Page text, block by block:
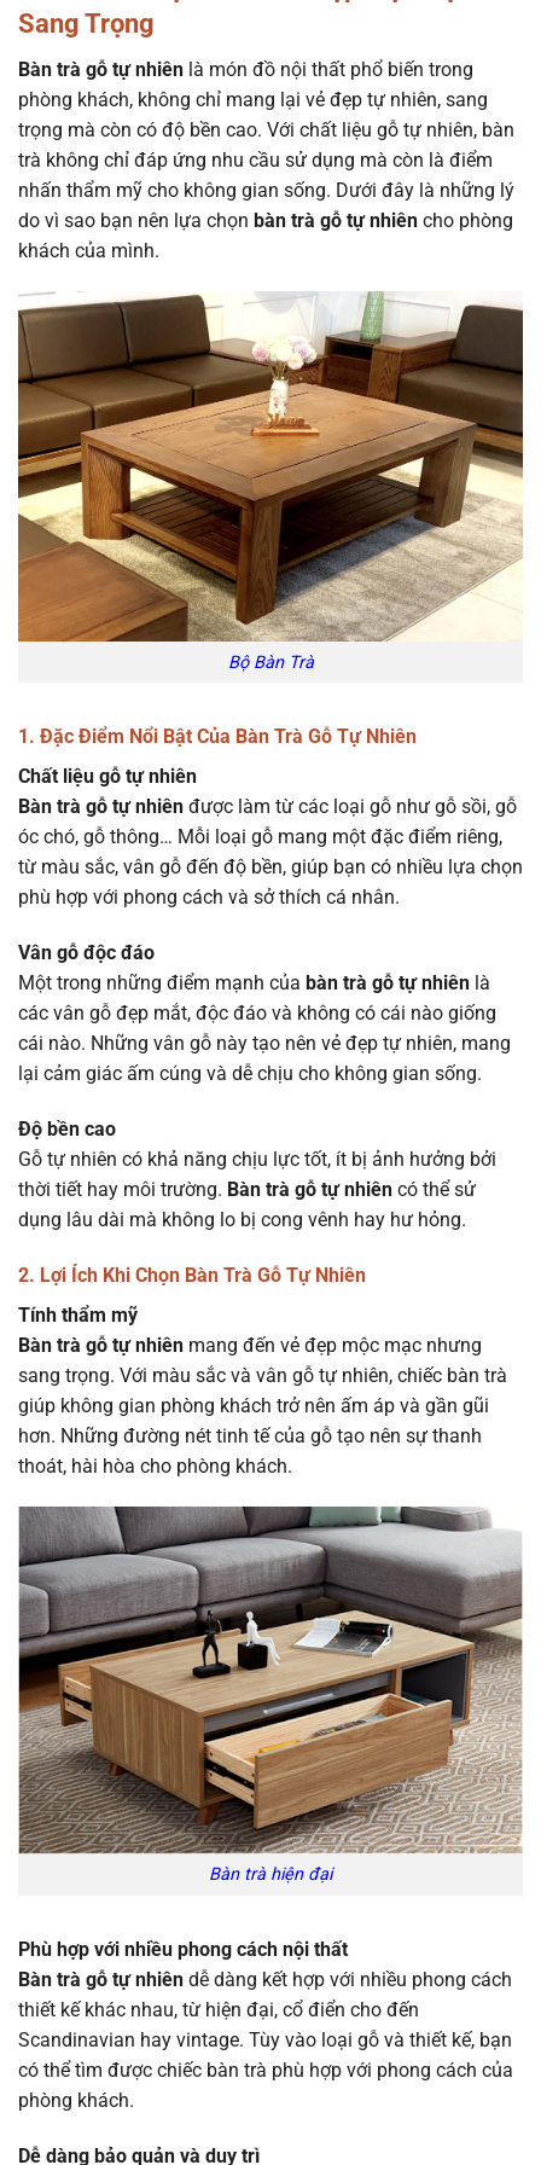
Sang Trọng
Bàn trà gỗ tự nhiên là món đồ nội thất phổ biến trong
phòng khách, không chỉ mang lại vẻ đẹp tự nhiên, sang
trọng mà còn có độ bền cao. Với chất liệu gỗ tự nhiên, bàn
trà không chỉ đáp ứng nhu cầu sử dụng mà còn là điểm
nhấn thẩm mỹ cho không gian sống. Dưới đây là những lý
do vì sao bạn nên lựa chọn bàn trà gỗ tự nhiên cho phòng
khách của mình.
Bộ Bàn Trà
1. Đặc Điểm Nổi Bật Của Bàn Trà Gỗ Tự Nhiên
Chất liệu gỗ tự nhiên
Bàn trà gỗ tự nhiên được làm từ các loại gỗ như gỗ sồi, gỗ
óc chó, gỗ thông… Mỗi loại gỗ mang một đặc điểm riêng,
từ màu sắc, vân gỗ đến độ bền, giúp bạn có nhiều lựa chọn
phù hợp với phong cách và sở thích cá nhân.
Vân gỗ độc đáo
Một trong những điểm mạnh của bàn trà gỗ tự nhiên là
các vân gỗ đẹp mắt, độc đáo và không có cái nào giống
cái nào. Những vân gỗ này tạo nên vẻ đẹp tự nhiên, mang
lại cảm giác ấm cúng và dễ chịu cho không gian sống.
Độ bền cao
Gỗ tự nhiên có khả năng chịu lực tốt, ít bị ảnh hưởng bởi
thời tiết hay môi trường. Bàn trà gỗ tự nhiên có thể sử
dụng lâu dài mà không lo bị cong vênh hay hư hỏng.
2. Lợi Ích Khi Chọn Bàn Trà Gỗ Tự Nhiên
Tính thẩm mỹ
Bàn trà gỗ tự nhiên mang đến vẻ đẹp mộc mạc nhưng
sang trọng. Với màu sắc và vân gỗ tự nhiên, chiếc bàn trà
giúp không gian phòng khách trở nên ấm áp và gần gũi
hơn. Những đường nét tinh tế của gỗ tạo nên sự thanh
thoát, hài hòa cho phòng khách.
Bàn trà hiện đại
Phù hợp với nhiều phong cách nội thất
Bàn trà gỗ tự nhiên dễ dàng kết hợp với nhiều phong cách
thiết kế khác nhau, từ hiện đại, cổ điển cho đến
Scandinavian hay vintage. Tùy vào loại gỗ và thiết kế, bạn
có thể tìm được chiếc bàn trà phù hợp với phong cách của
phòng khách.
Dễ dàng bảo quản và duy trì